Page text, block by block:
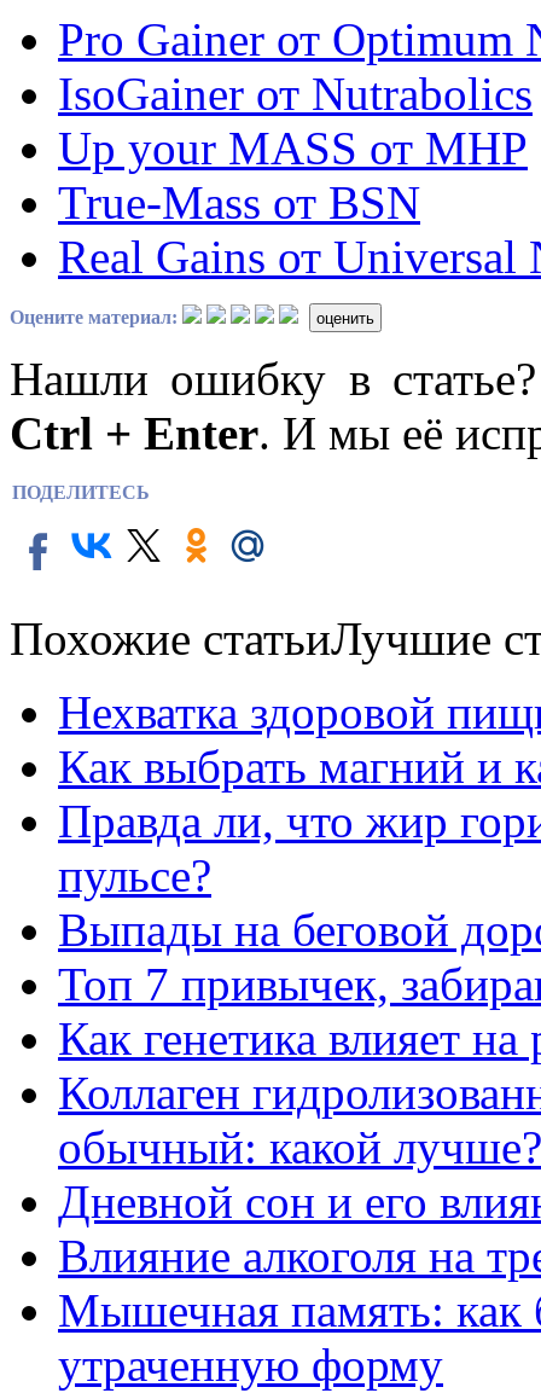
Pro Gainer от Optimum
IsoGainer от Nutrabolics
Up your MASS от MHP
True-Mass от BSN
Real Gains от
Оцените материал: оценить
Нашли ошибку в
Ctrl + Enter. И мы её
ПОДЕЛИТЕСЬ
Похожие статьиЛучшие
Нехватка здоровой
Как выбрать магний и
Правда ли, что жир
пульсе?
Выпады на беговой
Топ 7 привычек,
Как генетика влияет
Коллаген
обычный: какой лучше?
Дневной сон и его
Влияние алкоголя на
Мышечная память: как
утраченную форму